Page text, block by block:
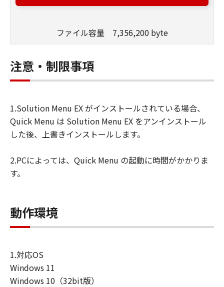
ていかなる保証もいたしません。
キヤノン、キヤノンマーケティングジャパ
ン株式会社およびキヤノンのライセンサー
は、本ソフトウェアの使用に付随または関
連して生ずる直接的または間接的な損失、
一切の責任を負いません。
ユーザーは、日本国政府または該当国の政
府より必要な許可等を得ることなしに、本
ソフトウェアの全部または一部を、直接ま
たは間接に輸出してはなりません。
ファイル容量 7,356,200 byte
注意・制限事項
1.Solution Menu EX がインストールされている場合、
Quick Menu は Solution Menu EX をアンインストール
した後、上書きインストールします。
2.PCによっては、Quick Menu の起動に時間がかかりま
す。
動作環境
1.対応OS
Windows 11
Windows 10（32bit版）